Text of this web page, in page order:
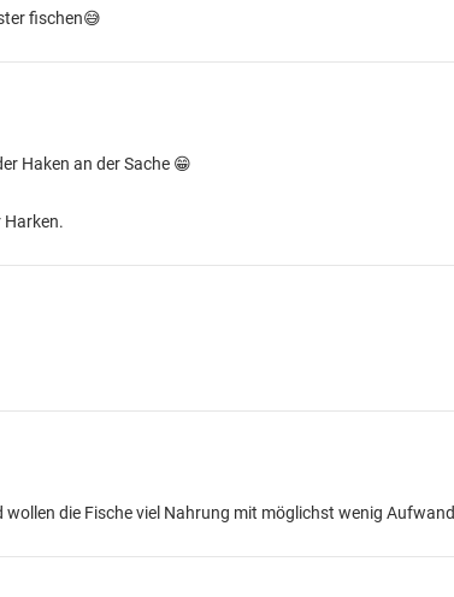
fischen😅
Haken an der Sache 😁
Harken.
wollen die Fische viel Nahrung mit möglichst wenig Aufwand